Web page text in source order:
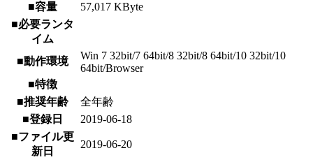
■容量
57,017 KByte
■必要ランタ
イム
■動作環境
Win 7 32bit/7 64bit/8 32bit/8 64bit/10 32bit/10
64bit/Browser
■特徴
■推奨年齢
全年齢
■登録日
2019-06-18
■ファイル更
新日
2019-06-20